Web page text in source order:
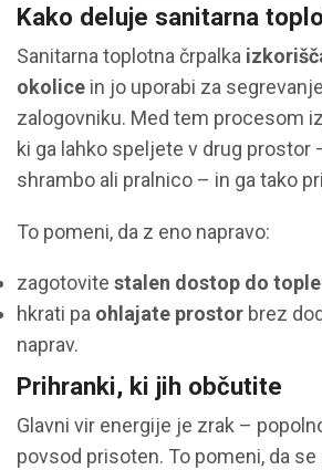
Kako deluje sanitarna
Sanitarna toplotna črpalka
okolice in jo uporabi za
zalogovniku. Med tem procesom
ki ga lahko speljete v drug prostor
shrambo ali pralnico – in ga tako
To pomeni, da z eno napravo:
zagotovite stalen dostop do
hkrati pa ohlajate prostor brez
naprav.
Prihranki, ki jih občutite
Glavni vir energije je zrak –
povsod prisoten. To pomeni, da